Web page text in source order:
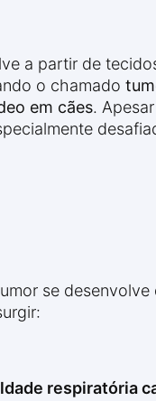
a partir de
o chamado
em cães.
se
respiratória